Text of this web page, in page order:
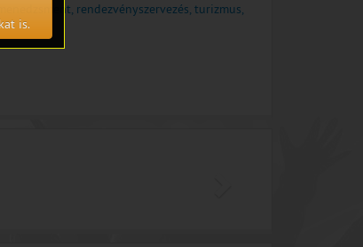
rendezvényszervezés, turizmus,
is.